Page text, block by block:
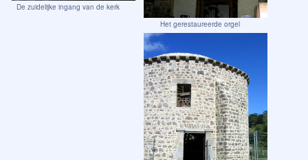
De zuidelijke ingang van de kerk
Het gerestaureerde orgel